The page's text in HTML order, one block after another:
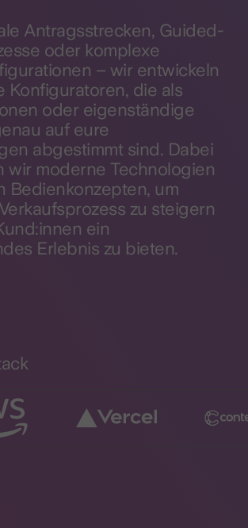
Antragsstrecken, Guided-
oder komplexe
– wir entwickeln
Konfiguratoren, die als
oder eigenständige
auf eure
abgestimmt sind. Dabei
wir moderne Technologien
Bedienkonzepten, um
zu steigern
ein
Erlebnis zu bieten.